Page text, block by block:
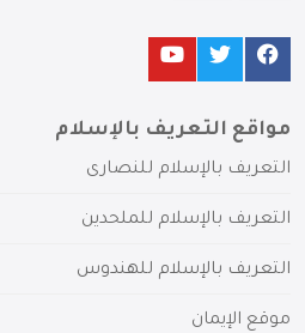
مواقع التعريف بالإسلام
التعريف بالإسلام للنصارى
التعريف بالإسلام للملحدين
التعريف بالإسلام للهندوس
موقع الإيمان